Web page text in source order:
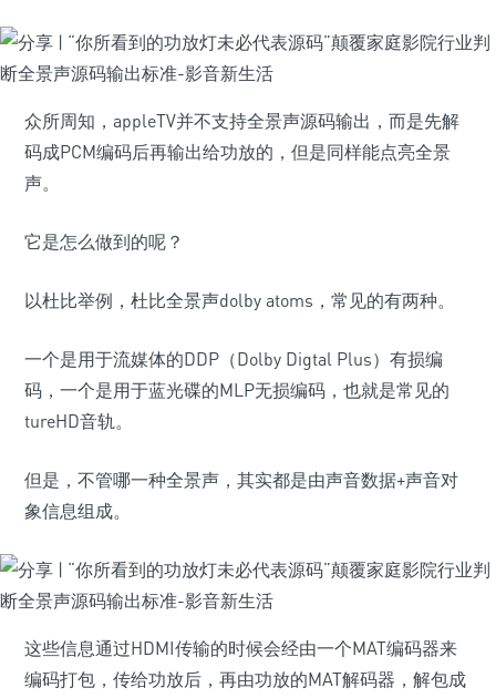
众所周知，appleTV并不支持全景声源码输出，而是先解
码成PCM编码后再输出给功放的，但是同样能点亮全景
声。
它是怎么做到的呢？
以杜比举例，杜比全景声dolby atoms，常见的有两种。
一个是用于流媒体的DDP（Dolby Digtal Plus）有损编
码，一个是用于蓝光碟的MLP无损编码，也就是常见的
tureHD音轨。
但是，不管哪一种全景声，其实都是由声音数据+声音对
象信息组成。
这些信息通过HDMI传输的时候会经由一个MAT编码器来
编码打包，传给功放后，再由功放的MAT解码器，解包成